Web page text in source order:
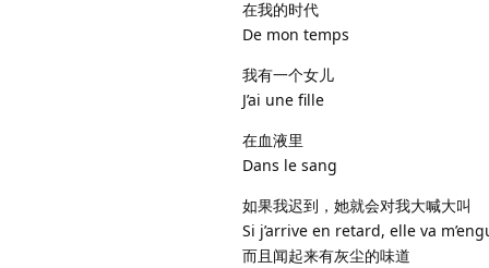
在我的时代
De mon temps
我有一个女儿
J’ai une fille
在血液里
Dans le sang
如果我迟到，她就会对我大喊大叫
Si j’arrive en retard, elle va
而且闻起来有灰尘的味道